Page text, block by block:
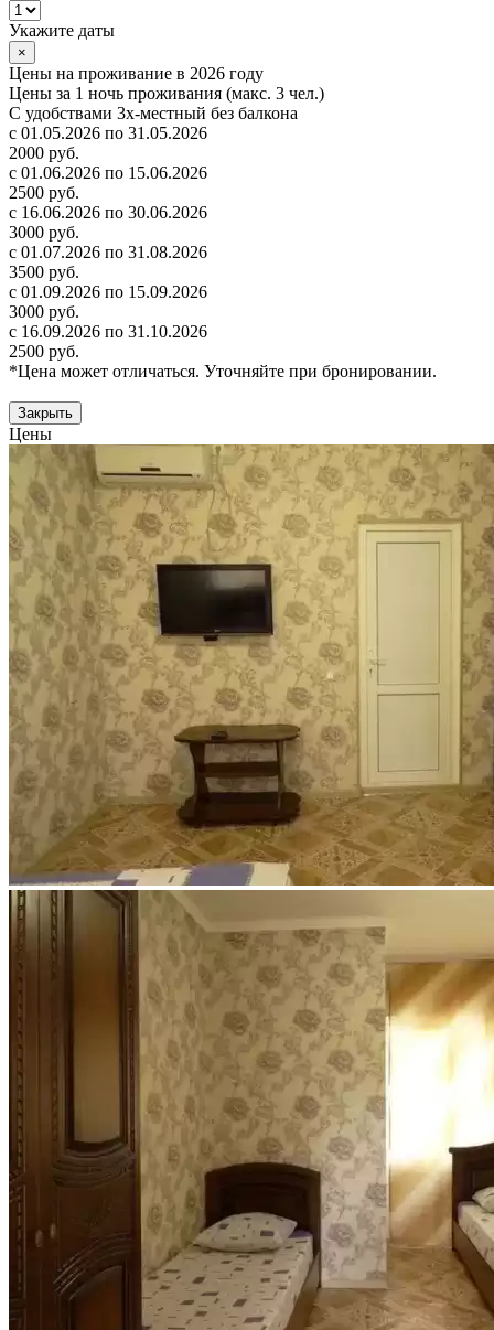
Укажите даты
×
Цены на проживание в 2026 году
Цены за 1 ночь проживания (макс. 3 чел.)
С удобствами 3х-местный без балкона
с 01.05.2026 по 31.05.2026
2000 руб.
с 01.06.2026 по 15.06.2026
2500 руб.
с 16.06.2026 по 30.06.2026
3000 руб.
с 01.07.2026 по 31.08.2026
3500 руб.
с 01.09.2026 по 15.09.2026
3000 руб.
с 16.09.2026 по 31.10.2026
2500 руб.
*Цена может отличаться. Уточняйте при бронировании.
Закрыть
Цены